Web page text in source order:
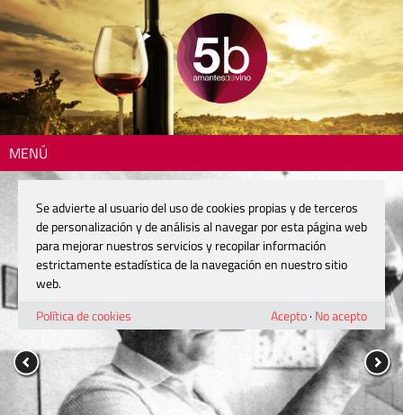
MENÚ
Se advierte al usuario del uso de cookies propias y de terceros
de personalización y de análisis al navegar por esta página web
para mejorar nuestros servicios y recopilar información
estrictamente estadística de la navegación en nuestro sitio
web.
Política de cookies
Acepto· No acepto